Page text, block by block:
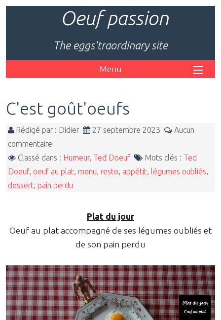
Oeuf passion
The eggs'traordinary site
Menu
C'est goût'oeufs
Rédigé par : Didier 27 septembre 2023
Aucun
commentaire
Classé dans : Humeur, Ted Doeuf Mots clés : Ted
Doeuf, oeuf au plat menu resto appétit légumes oubliés
dessert pain perdu
Plat du jour
Oeuf au plat accompagné de ses légumes oubliés et
de son pain perdu